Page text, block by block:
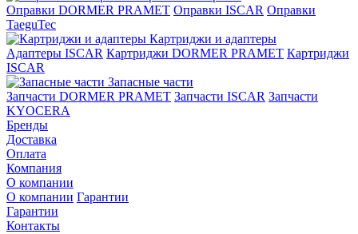
Оправки DORMER PRAMET Оправки ISCAR Оправки
TaeguTec
Картриджи и адаптеры
Адаптеры ISCAR Картриджи DORMER PRAMET Картриджи
ISCAR
Запасные части
Запчасти DORMER PRAMET Запчасти ISCAR Запчасти
KYOCERA
Бренды
Доставка
Оплата
Компания
О компании
О компании Гарантии
Гарантии
Контакты